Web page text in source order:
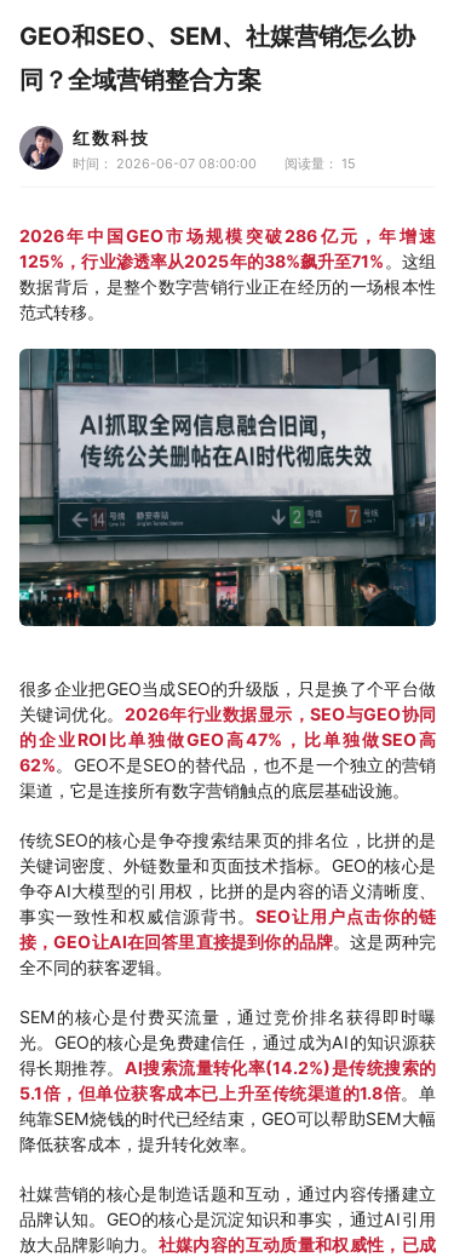
GEO和SEO、SEM、社媒营销怎么协
同？全域营销整合方案
红数科技
时间： 2026-06-07 08:00:00 阅读量： 15
2026年中国GEO市场规模突破286亿元，年增速
125%，行业渗透率从2025年的38%飙升至71% 。这组
数据背后，是整个数字营销行业正在经历的一场根本性
范式转移。
很多企业把GEO当成SEO的升级版，只是换了个平台做
关键词优化。 2026年行业数据显示，SEO与GEO协同
的企业ROI比单独做GEO高47%，比单独做SEO高
62%。GEO不是SEO的替代品，也不是一个独立的营销
渠道，它是连接所有数字营销触点的底层基础设施。
传统SEO的核心是争夺搜索结果页的排名位，比拼的是
关键词密度、外链数量和页面技术指标。GEO的核心是
争夺AI大模型的引用权，比拼的是内容的语义清晰度、
事实一致性和权威信源背书。 SEO让用户点击你的链
接，GEO让AI在回答里直接提到你的品牌。这是两种完
全不同的获客逻辑。
SEM的核心是付费买流量，通过竞价排名获得即时曝
光。GEO的核心是免费建信任，通过成为AI的知识源获
得长期推荐。 AI搜索流量转化率(14.2%)是传统搜索的
5.1倍，但单位获客成本已上升至传统渠道的1.8倍。单
纯靠SEM烧钱的时代已经结束，GEO可以帮助SEM大幅
降低获客成本，提升转化效率。
社媒营销的核心是制造话题和互动，通过内容传播建立
品牌认知。GEO的核心是沉淀知识和事实，通过AI引用
放大品牌影响力。 社媒内容的互动质量和权威性，已成